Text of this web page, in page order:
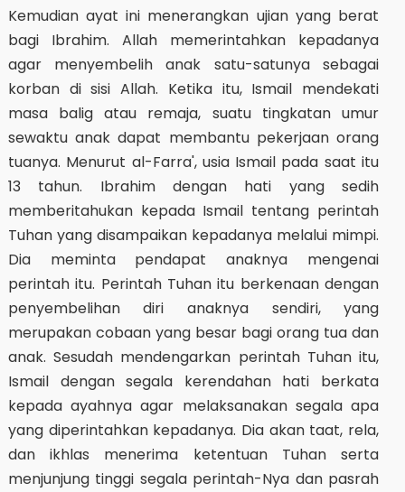
Kemudian ayat ini menerangkan ujian yang berat
bagi Ibrahim. Allah memerintahkan kepadanya
agar menyembelih anak satu-satunya sebagai
korban di sisi Allah. Ketika itu, Ismail mendekati
masa balig atau remaja, suatu tingkatan umur
sewaktu anak dapat membantu pekerjaan orang
tuanya. Menurut al-Farra', usia Ismail pada saat itu
13 tahun. Ibrahim dengan hati yang sedih
memberitahukan kepada Ismail tentang perintah
Tuhan yang disampaikan kepadanya melalui mimpi.
Dia meminta pendapat anaknya mengenai
perintah itu. Perintah Tuhan itu berkenaan dengan
penyembelihan diri anaknya sendiri, yang
merupakan cobaan yang besar bagi orang tua dan
anak. Sesudah mendengarkan perintah Tuhan itu,
Ismail dengan segala kerendahan hati berkata
kepada ayahnya agar melaksanakan segala apa
yang diperintahkan kepadanya. Dia akan taat, rela,
dan ikhlas menerima ketentuan Tuhan serta
menjunjung tinggi segala perintah-Nya dan pasrah